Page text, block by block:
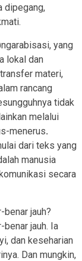
dipegang,
yang
lokal dan
materi,
rancang
tidak
melalui
menerus.
dari teks yang
manusia
secara
jauh?
jauh. Ia
dan keseharian
Dan mungkin,